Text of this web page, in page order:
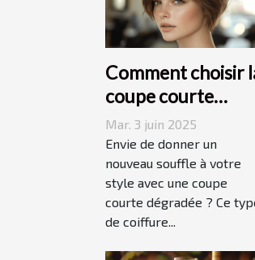
Comment choisir
coupe courte
dégradée parfaite
pour votre visage
Mar. 3 juin 2025
Envie de donner un
nouveau souffle à votre
style avec une coupe
courte dégradée ? Ce
de coiffure...